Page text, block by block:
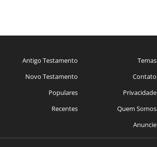
Antigo Testamento
Novo Testamento
Populares
Recentes
Temas
Contato
Privacidade
Quem Somos
Anuncie